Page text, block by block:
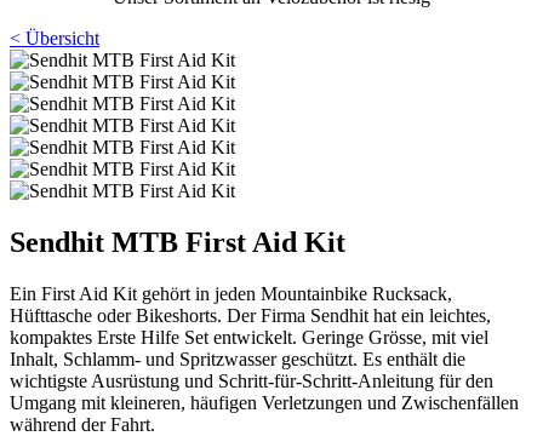
< Übersicht
Sendhit MTB First Aid Kit
Ein First Aid Kit gehört in jeden Mountainbike Rucksack,
Hüfttasche oder Bikeshorts. Der Firma Sendhit hat ein leichtes,
kompaktes Erste Hilfe Set entwickelt. Geringe Grösse, mit viel
Inhalt, Schlamm- und Spritzwasser geschützt. Es enthält die
wichtigste Ausrüstung und Schritt-für-Schritt-Anleitung für den
Umgang mit kleineren, häufigen Verletzungen und Zwischenfällen
während der Fahrt.